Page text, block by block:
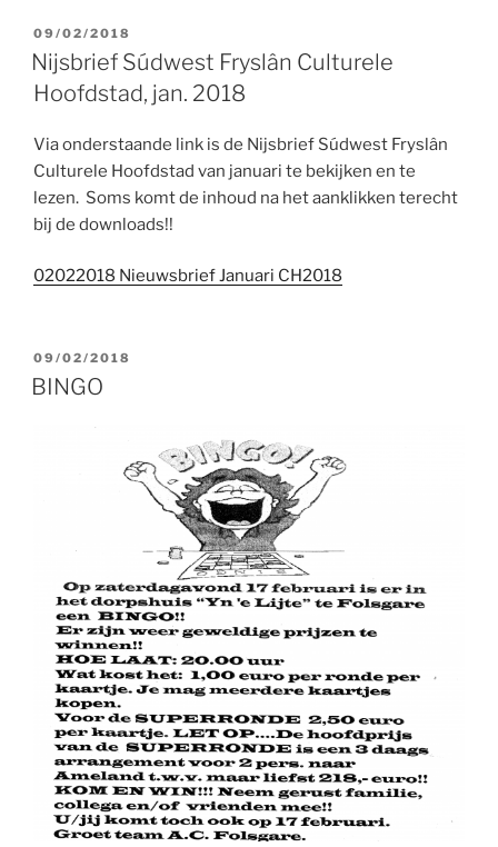
GEPLAATST
OP
09/02/2018
Nijsbrief Súdwest Fryslân Culturele
Hoofdstad, jan. 2018
Via onderstaande link is de Nijsbrief Súdwest Fryslân
Culturele Hoofdstad van januari te bekijken en te
lezen. Soms komt de inhoud na het aanklikken terecht
bij de downloads!!
02022018 Nieuwsbrief Januari CH2018
GEPLAATST
OP
09/02/2018
BINGO